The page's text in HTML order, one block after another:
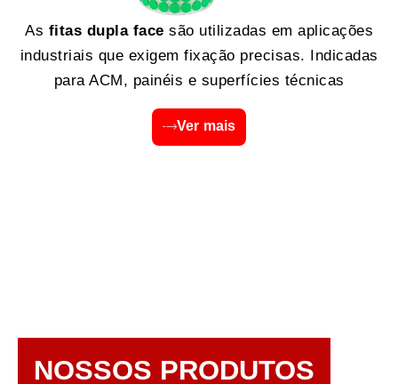
As fitas dupla face são utilizadas em aplicações
industriais que exigem fixação precisas. Indicadas
para ACM, painéis e superfícies técnicas
Ver mais
NOSSOS PRODUTOS